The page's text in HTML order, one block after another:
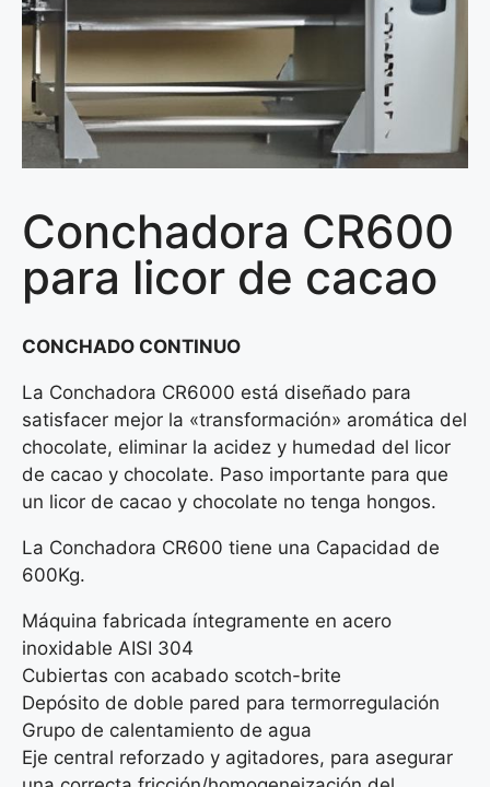
Conchadora CR600
para licor de cacao
CONCHADO CONTINUO
La Conchadora CR6000 está diseñado para
satisfacer mejor la «transformación» aromática del
chocolate, eliminar la acidez y humedad del licor
de cacao y chocolate. Paso importante para que
un licor de cacao y chocolate no tenga hongos.
La Conchadora CR600 tiene una Capacidad de
600Kg.
Máquina fabricada íntegramente en acero
inoxidable AISI 304
Cubiertas con acabado scotch-brite
Depósito de doble pared para termorregulación
Grupo de calentamiento de agua
Eje central reforzado y agitadores, para asegurar